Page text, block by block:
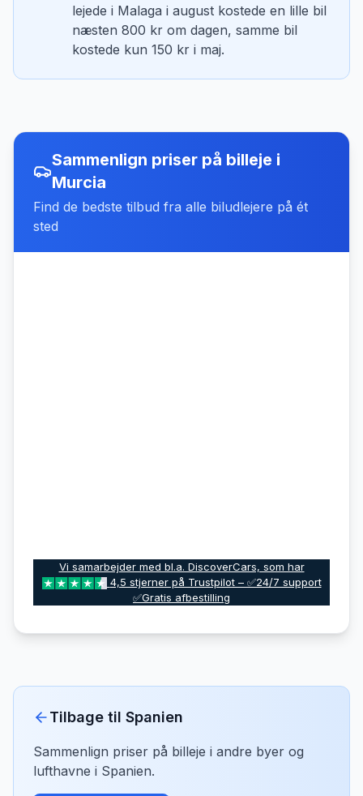
lejede i Malaga i august kostede en lille bil
næsten 800 kr om dagen, samme bil
kostede kun 150 kr i maj.
Sammenlign priser på billeje i
Murcia
Find de bedste tilbud fra alle biludlejere på ét
sted
Vi samarbejder med bl.a. DiscoverCars, som har
4,5 stjerner på Trustpilot – ✅24/7 support
✅Gratis afbestilling
Tilbage til Spanien
Sammenlign priser på billeje i andre byer og
lufthavne i Spanien.